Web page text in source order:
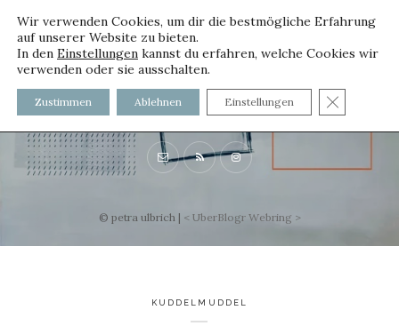
voller worte
mit und ohne Innenfutter
© petra ulbrich | < UberBlogr Webring >
KUDDELMUDDEL
Wir verwenden Cookies, um dir die bestmögliche Erfahrung
auf unserer Website zu bieten.
In den Einstellungen kannst du erfahren, welche Cookies wir
verwenden oder sie ausschalten.
Zustimmen Ablehnen Einstellungen GDPR